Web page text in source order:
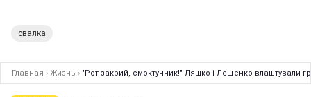
свалка
Главная › Жизнь › "Рот закрий, смоктунчик!" Ляшко і Лещенко влаштували